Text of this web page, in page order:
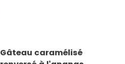
Gâteau caramélisé